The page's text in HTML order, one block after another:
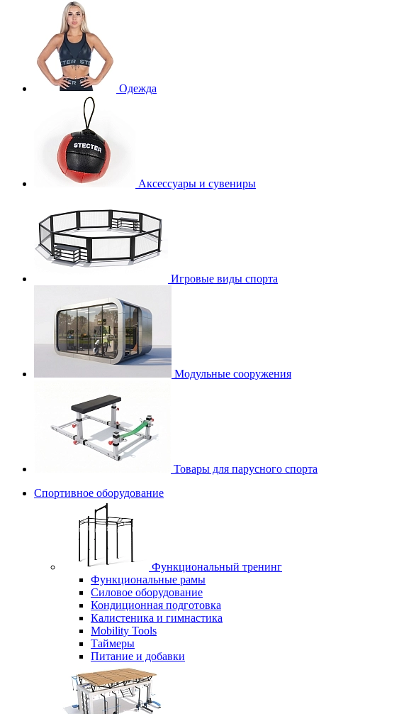
Одежда
Аксессуары и сувениры
Игровые виды спорта
Модульные сооружения
Товары для парусного спорта
Спортивное оборудование
Функциональный тренинг
Функциональные рамы
Силовое оборудование
Кондиционная подготовка
Калистеника и гимнастика
Mobility Tools
Таймеры
Питание и добавки